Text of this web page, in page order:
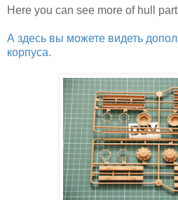
Here you can see more of hull
А здесь вы можете видеть
корпуса.